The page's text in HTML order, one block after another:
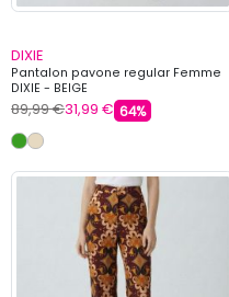
DIXIE
Pantalon pavone regular Femme
DIXIE - BEIGE
89,99 €31,99 € 64%